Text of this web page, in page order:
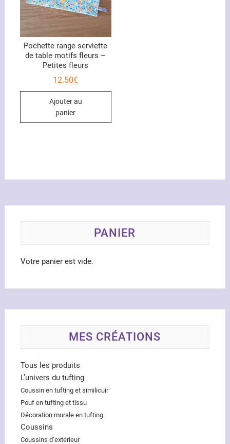
Pochette range serviette
de table motifs fleurs –
Petites fleurs
12.50€
Ajouter au
panier
PANIER
Votre panier est vide.
MES CRÉATIONS
Tous les produits
L’univers du tufting
Coussin en tufting et similicuir
Pouf en tufting et tissu
Décoration murale en tufting
Coussins
Coussins d’extérieur